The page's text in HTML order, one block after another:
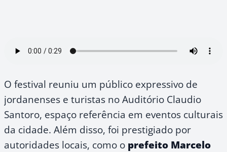
O festival reuniu um público expressivo de
jordanenses e turistas no Auditório Claudio
Santoro, espaço referência em eventos culturais
da cidade. Além disso, foi prestigiado por
autoridades locais, como o prefeito Marcelo